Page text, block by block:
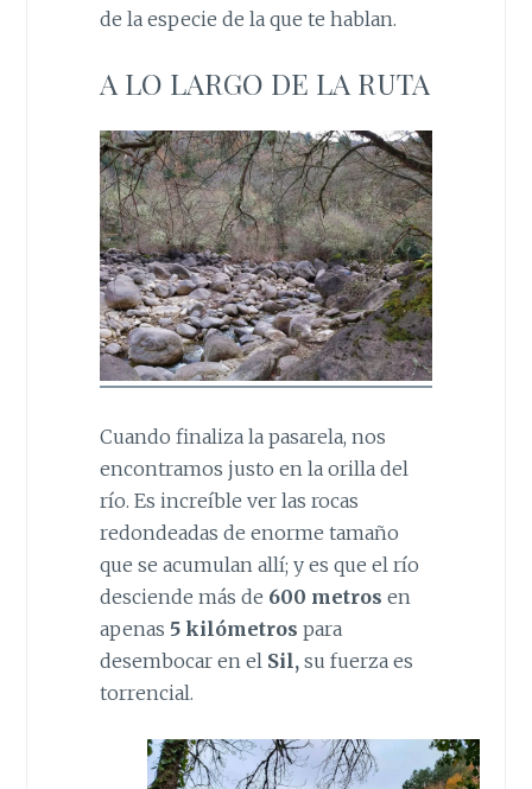
de la especie de la que te hablan.
A LO LARGO DE LA RUTA
Cuando finaliza la pasarela, nos
encontramos justo en la orilla del
río. Es increíble ver las rocas
redondeadas de enorme tamaño
que se acumulan allí; y es que el río
desciende más de 600 metros en
apenas 5 kilómetros para
desembocar en el Sil, su fuerza es
torrencial.